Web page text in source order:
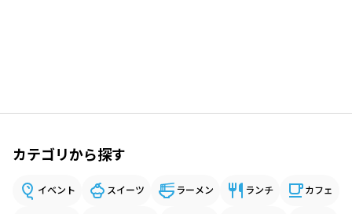
カテゴリから探す
イベント スイーツ ラーメン ランチ カフェ